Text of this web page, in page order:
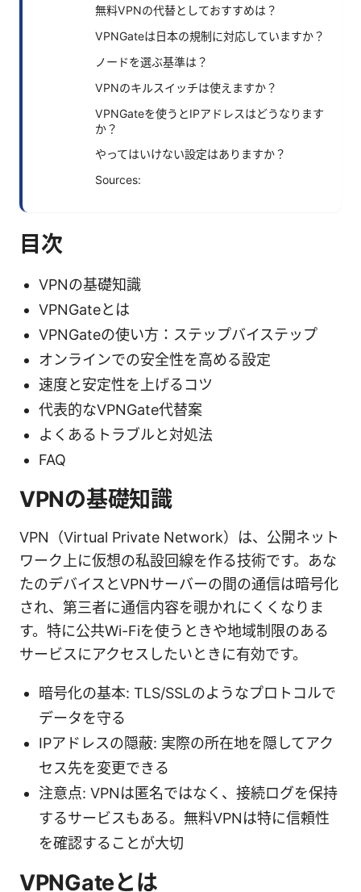
無料VPNの代替としておすすめは？
VPNGateは日本の規制に対応していますか？
ノードを選ぶ基準は？
VPNのキルスイッチは使えますか？
VPNGateを使うとIPアドレスはどうなります
か？
やってはいけない設定はありますか？
Sources:
目次
VPNの基礎知識
VPNGateとは
VPNGateの使い方：ステップバイステップ
オンラインでの安全性を高める設定
速度と安定性を上げるコツ
代表的なVPNGate代替案
よくあるトラブルと対処法
FAQ
VPNの基礎知識
VPN（Virtual Private Network）は、公開ネット
ワーク上に仮想の私設回線を作る技術です。あな
たのデバイスとVPNサーバーの間の通信は暗号化
され、第三者に通信内容を覗かれにくくなりま
す。特に公共Wi-Fiを使うときや地域制限のある
サービスにアクセスしたいときに有効です。
暗号化の基本: TLS/SSLのようなプロトコルで
データを守る
IPアドレスの隠蔽: 実際の所在地を隠してアク
セス先を変更できる
注意点: VPNは匿名ではなく、接続ログを保持
するサービスもある。無料VPNは特に信頼性
を確認することが大切
VPNGateとは